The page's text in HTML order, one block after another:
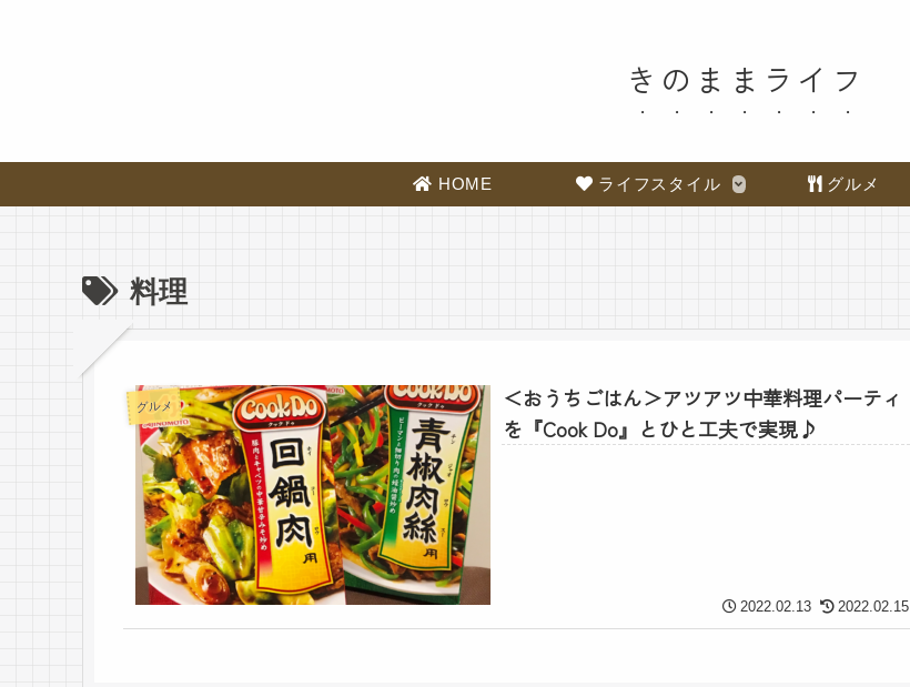
きのままライフ
HOME ライフスタイル グルメ
料理
グルメ
＜おうちごはん＞アツアツ中華料理パーティ
を『Cook Do』とひと工夫で実現♪
2022.02.13 2022.02.15